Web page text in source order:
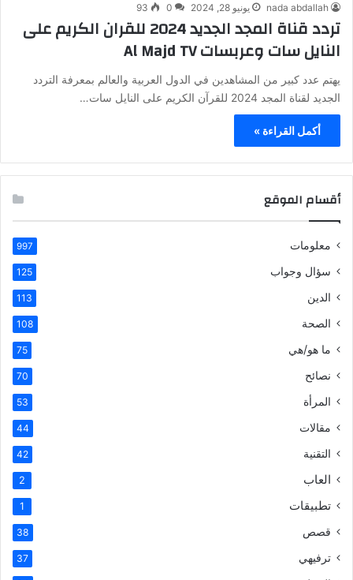
nada abdallah يونيو 28, 2024 0
93
تردد قناة المجد الجديد 2024 للقران الكريم على
النايل سات وعربسات Al Majd TV
يهتم عدد كبير من المشاهدين في الدول العربية والعالم بمعرفة التردد
الجديد لقناة المجد 2024 للقرآن الكريم على النايل سات…
أكمل القراءة »
أقسام الموقع
معلومات 997
سؤال وجواب 125
الدين 113
الصحة 108
ما هو/هي 75
نصائح 70
المرأة 53
مقالات 44
التقنية 42
العاب 2
تطبيقات 1
قصص 38
ترفيهي 37